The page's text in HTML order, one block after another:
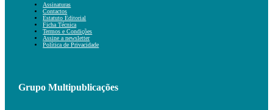
Assinaturas
Contactos
Estatuto Editorial
Ficha Técnica
Termos e Condições
Assine a newsletter
Política de Privacidade
Grupo Multipublicações